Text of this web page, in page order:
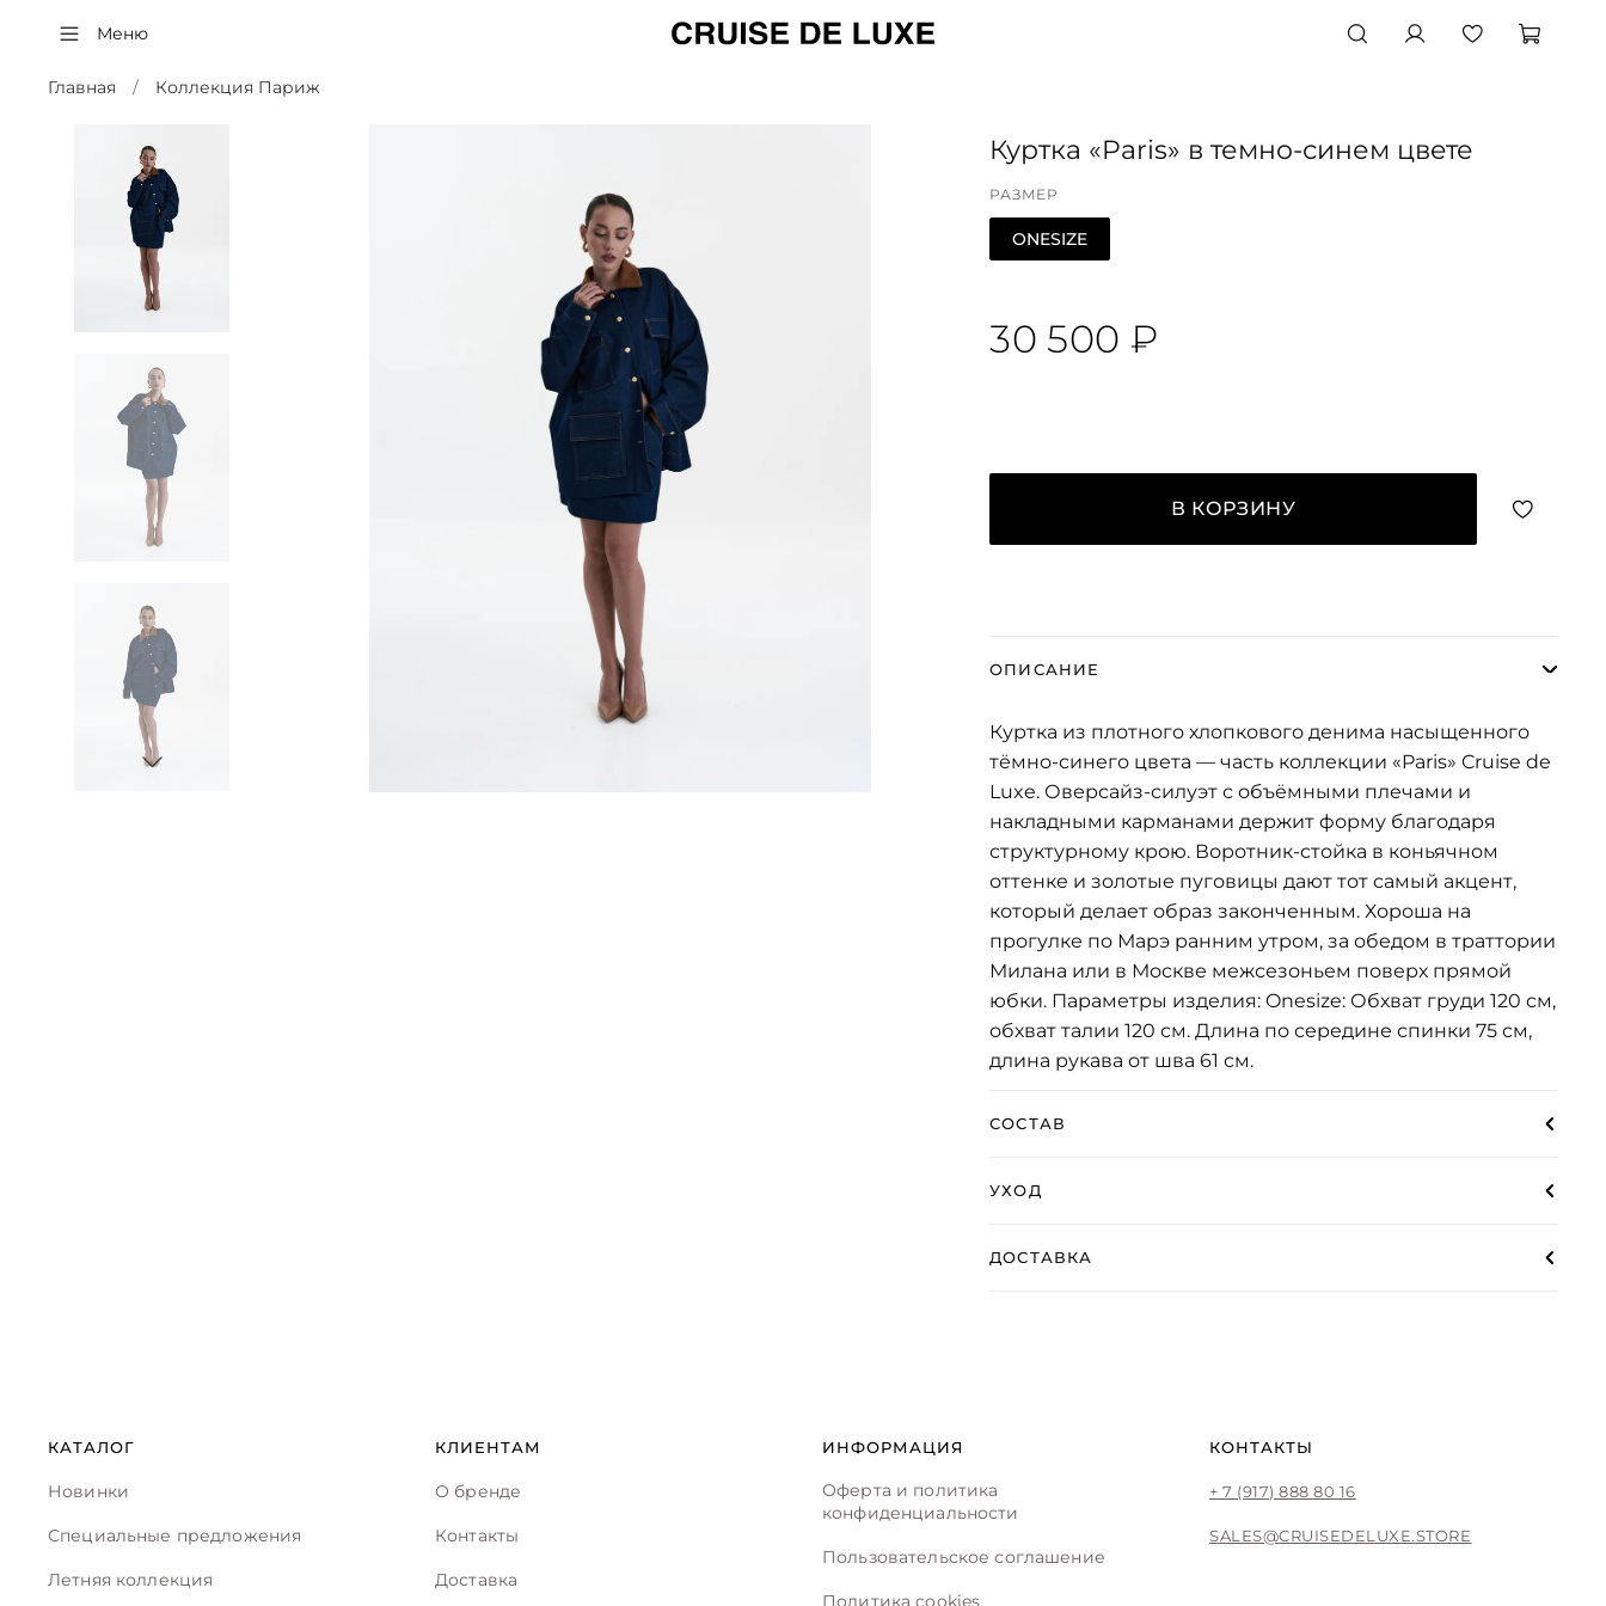
Меню
Главная Коллекция Париж
Куртка «Paris» в темно-синем цвете
РАЗМЕР
ONESIZE
30 500 ₽
В КОРЗИНУ
ОПИСАНИЕ
Куртка из плотного хлопкового денима насыщенного
тёмно-синего цвета — часть коллекции «Paris» Cruise de
Luxe. Оверсайз-силуэт с объёмными плечами и
накладными карманами держит форму благодаря
структурному крою. Воротник-стойка в коньячном
оттенке и золотые пуговицы дают тот самый акцент,
который делает образ законченным. Хороша на
прогулке по Марэ ранним утром, за обедом в траттории
Милана или в Москве межсезоньем поверх прямой
юбки. Параметры изделия: Onesize: Обхват груди 120 см,
обхват талии 120 см. Длина по середине спинки 75 см,
длина рукава от шва 61 см.
СОСТАВ
УХОД
ДОСТАВКА
КАТАЛОГ
Новинки
Специальные предложения
Летняя коллекция
КЛИЕНТАМ
О бренде
Контакты
Доставка
ИНФОРМАЦИЯ
Оферта и политика
конфиденциальности
Пользовательское соглашение
Политика cookies
КОНТАКТЫ
+ 7 (917) 888 80 16
SALES@CRUISEDELUXE.STORE